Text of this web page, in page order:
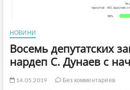
НОВИНИ
Восемь депутатских
нардеп С. Дунаев с
14.05.2019
Без комментариев